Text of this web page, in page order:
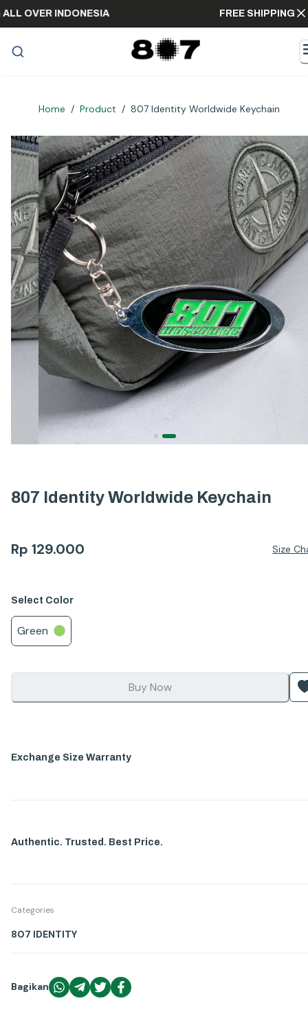
ALL OVER INDONESIA FREE
Home / Product / 807 Identity Worldwide Keychain
807 Identity Worldwide Keychain
Rp 129.000 Size
Select Color
Green
Buy Now
Exchange Size Warranty
Authentic. Trusted. Best Price.
Categories
807 IDENTITY
Bagikan